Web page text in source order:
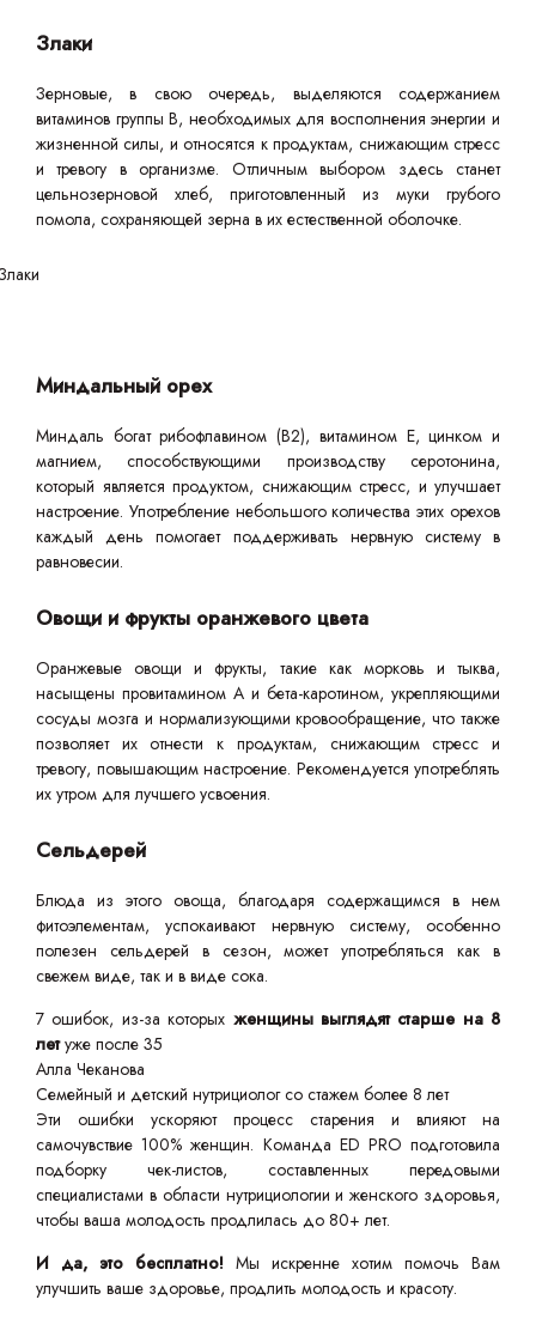
Злаки
Зерновые, в свою очередь, выделяются содержанием
витаминов группы B, необходимых для восполнения энергии и
жизненной силы, и относятся к продуктам, снижающим стресс
и тревогу в организме. Отличным выбором здесь станет
цельнозерновой хлеб, приготовленный из муки грубого
помола, сохраняющей зерна в их естественной оболочке.
Миндальный орех
Миндаль богат рибофлавином (В2), витамином E, цинком и
магнием, способствующими производству серотонина,
который является продуктом, снижающим стресс, и улучшает
настроение. Употребление небольшого количества этих орехов
каждый день помогает поддерживать нервную систему в
равновесии.
Овощи и фрукты оранжевого цвета
Оранжевые овощи и фрукты, такие как морковь и тыква,
насыщены провитамином A и бета-каротином, укрепляющими
сосуды мозга и нормализующими кровообращение, что также
позволяет их отнести к продуктам, снижающим стресс и
тревогу, повышающим настроение. Рекомендуется употреблять
их утром для лучшего усвоения.
Сельдерей
Блюда из этого овоща, благодаря содержащимся в нем
фитоэлементам, успокаивают нервную систему, особенно
полезен сельдерей в сезон, может употребляться как в
свежем виде, так и в виде сока.
7 ошибок, из-за которых женщины выглядят старше на 8
летуже после 35
Алла Чеканова
Семейный и детский нутрициолог со стажем более 8 лет
Эти ошибки ускоряют процесс старения и влияют на
самочувствие 100% женщин. Команда ED PRO подготовила
подборку чек-листов, составленных передовыми
специалистами в области нутрициологии и женского здоровья,
чтобы ваша молодость продлилась до 80+ лет.
И да, это бесплатно! Мы искренне хотим помочь Вам
улучшить ваше здоровье, продлить молодость и красоту.